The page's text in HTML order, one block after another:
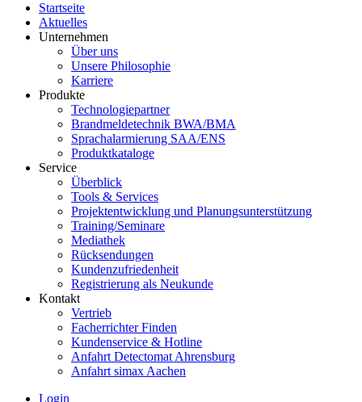
Startseite
Aktuelles
Unternehmen
Über uns
Unsere Philosophie
Karriere
Produkte
Technologiepartner
Brandmeldetechnik BWA/BMA
Sprachalarmierung SAA/ENS
Produktkataloge
Service
Überblick
Tools & Services
Projektentwicklung und Planungsunterstützung
Training/Seminare
Mediathek
Rücksendungen
Kundenzufriedenheit
Registrierung als Neukunde
Kontakt
Vertrieb
Facherrichter Finden
Kundenservice & Hotline
Anfahrt Detectomat Ahrensburg
Anfahrt simax Aachen
Login